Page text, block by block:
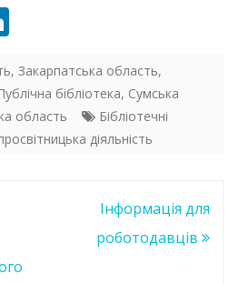
k
e
dI
, Закарпатська область,
бібліотека, Сумська
область
Бібліотечні
діяльність
Інформація для
роботодавців